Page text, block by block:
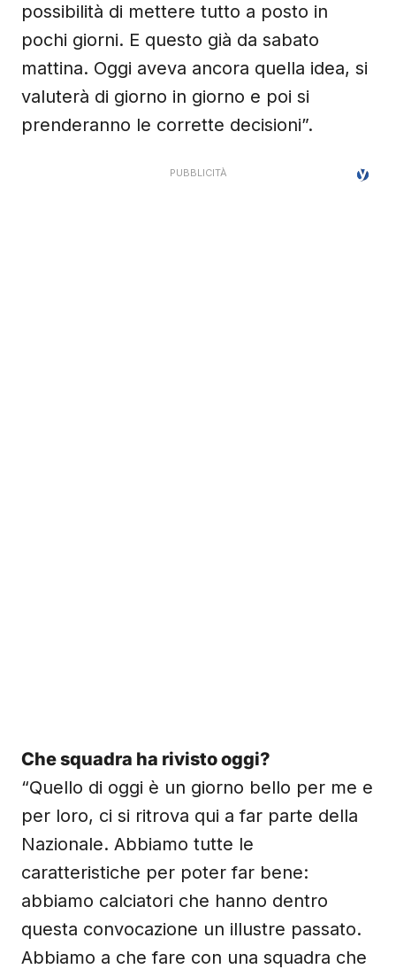
possibilità di mettere tutto a posto in
pochi giorni. E questo già da sabato
mattina. Oggi aveva ancora quella idea, si
valuterà di giorno in giorno e poi si
prenderanno le corrette decisioni”.
Che squadra ha rivisto oggi?
“Quello di oggi è un giorno bello per me e
per loro, ci si ritrova qui a far parte della
Nazionale. Abbiamo tutte le
caratteristiche per poter far bene:
abbiamo calciatori che hanno dentro
questa convocazione un illustre passato.
Abbiamo a che fare con una squadra che